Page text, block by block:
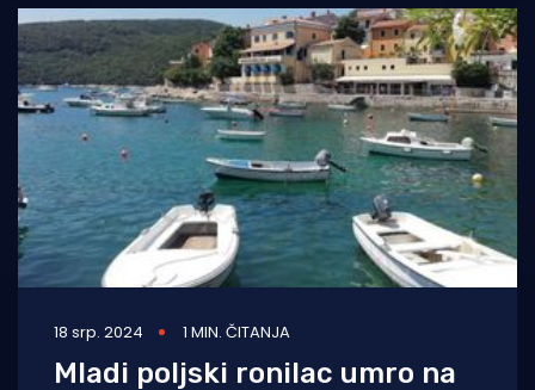
18 srp. 2024 1 MIN. ČITANJA
Mladi poljski ronilac umro na